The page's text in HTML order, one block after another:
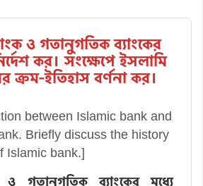
ও গতানুগতিক ব্যাংকের
কর। সংক্ষেপে ইসলামি
ক্রম-ইতিহাস বর্ণনা কর।
between Islamic bank and
Briefly discuss the history
Islamic bank.]
ও গতানুগতিক ব্যাংকের মধ্যে